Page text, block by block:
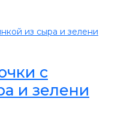
с
и зелени